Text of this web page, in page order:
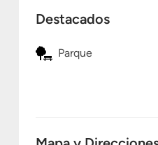
Destacados
Parque